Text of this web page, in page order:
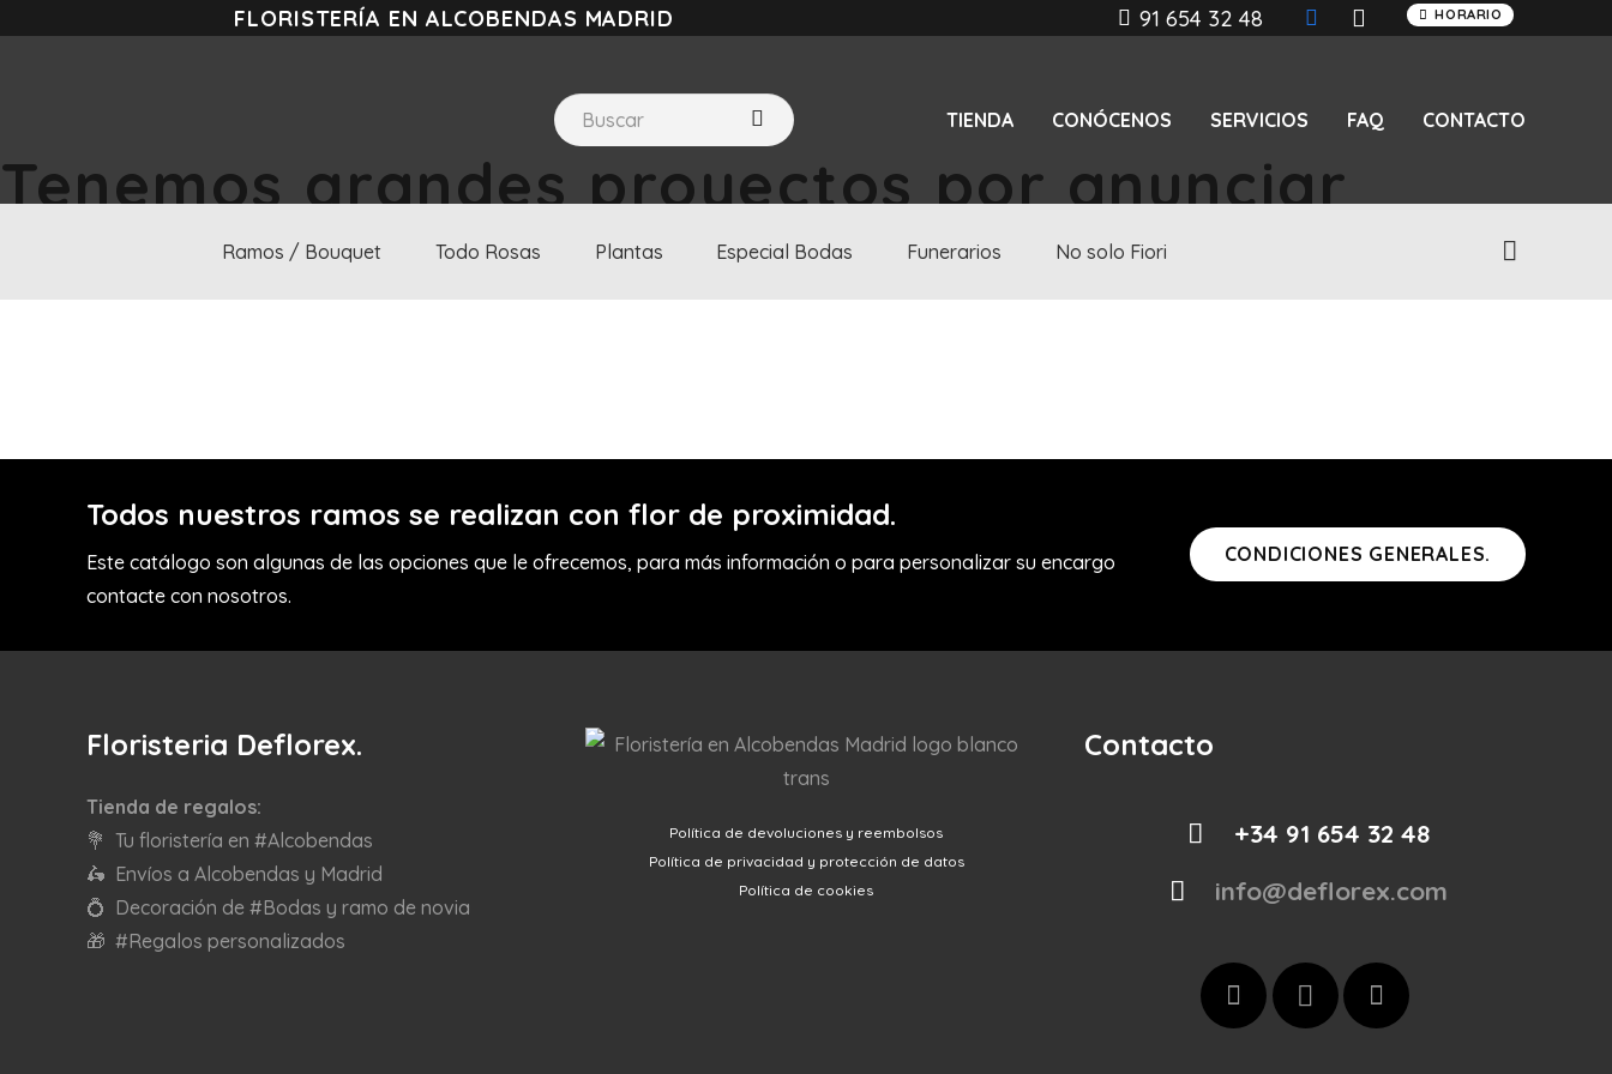
FLORISTERÍA EN ALCOBENDAS MADRID 91 654 32 48 HORARIO
TIENDA CONÓCENOS SERVICIOS FAQ CONTACTO
Ramos / Bouquet Todo Rosas Plantas Especial Bodas Funerarios No solo Fiori
Tenemos grandes proyectos por anunciar
Todos nuestros ramos se realizan con flor de proximidad.
Este catálogo son algunas de las opciones que le ofrecemos, para más información o para personalizar su encargo
contacte con nosotros.
CONDICIONES GENERALES.
Floristeria Deflorex.
Tienda de regalos:
💐 Tu floristería en #Alcobendas
🛵 Envíos a Alcobendas y Madrid
💍 Decoración de #Bodas y ramo de novia
🎁 #Regalos personalizados
Política de devoluciones y reembolsos
Política de privacidad y protección de datos
Política de cookies
Contacto
+34 91 654 32 48
info@deflorex.com